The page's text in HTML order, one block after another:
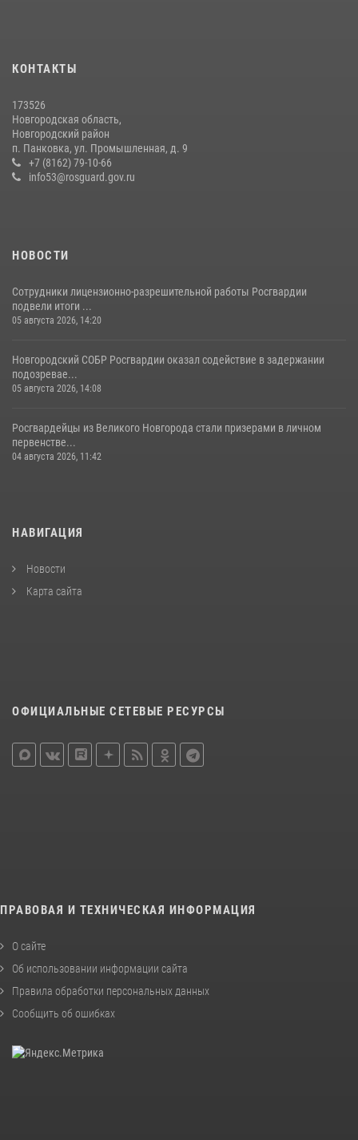
подвел итоги служебной деятельности сотрудников
вневедомственной охраны за первое полугодие 2026 года
22 июля 2026, 12:33 6
КОНТАКТЫ
173526
Новгородская область,
Новгородский район
п. Панковка, ул. Промышленная, д. 9
+7 (8162) 79-10-66
info53@rosguard.gov.ru
НОВОСТИ
Сотрудники лицензионно-разрешительной работы Росгвардии
подвели итоги ...
05 августа 2026, 14:20
Новгородский СОБР Росгвардии оказал содействие в задержании
подозревае...
05 августа 2026, 14:08
Росгвардейцы из Великого Новгорода стали призерами в личном
первенстве...
04 августа 2026, 11:42
НАВИГАЦИЯ
Новости
Карта сайта
ОФИЦИАЛЬНЫЕ СЕТЕВЫЕ РЕСУРСЫ
ПРАВОВАЯ И ТЕХНИЧЕСКАЯ ИНФОРМАЦИЯ
О сайте
Об использовании информации сайта
Правила обработки персональных данных
Сообщить об ошибках